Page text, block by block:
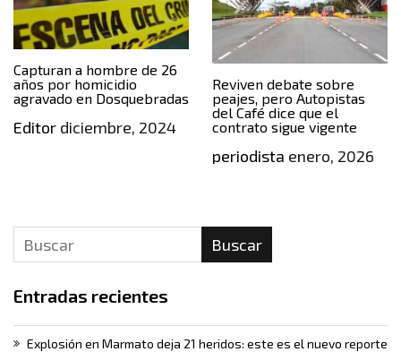
Capturan a hombre de 26
años por homicidio
agravado en Dosquebradas
Editor diciembre, 2024
Reviven debate sobre
peajes, pero Autopistas
del Café dice que el
contrato sigue vigente
periodista enero, 2026
Buscar
Entradas recientes
Explosión en Marmato deja 21 heridos: este es el nuevo reporte